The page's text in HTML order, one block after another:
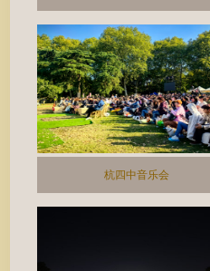
杭四中音乐会